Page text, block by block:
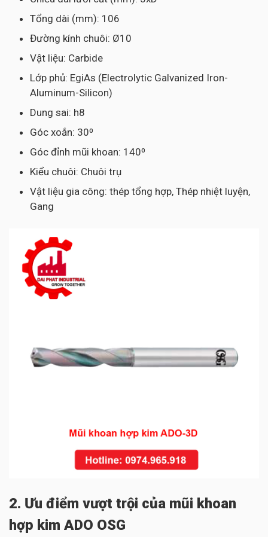
Tổng dài (mm): 106
Đường kính chuôi: Ø10
Vật liệu: Carbide
Lớp phủ: EgiAs (Electrolytic Galvanized Iron-
Aluminum-Silicon)
Dung sai: h8
Góc xoắn: 30⁰
Góc đỉnh mũi khoan: 140⁰
Kiểu chuôi: Chuôi trụ
Vật liệu gia công: thép tổng hợp, Thép nhiệt luyện,
Gang
2. Ưu điểm vượt trội của mũi khoan
hợp kim ADO OSG